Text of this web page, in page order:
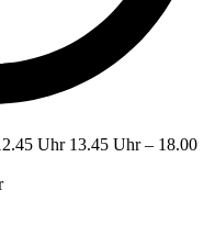
Uhr 13.45 Uhr – 18.00